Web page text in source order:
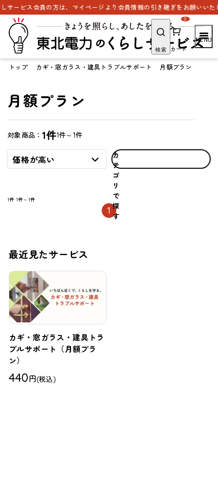
ービス会員の方は、マイページより会員情報の引き継ぎをお願いいたし
検索 カート
0
トップ カギ・窓ガラス・建具トラブルサポート 月額プラン
月額プラン
対象商品： 1件1件～1件
価格が高い
カ
テ
ゴ
リ
で
探
す
1件 1件～1件
1
最近見たサービス
カギ・窓ガラス・建具トラ
ブルサポート（月額プラ
ン）
440円(税込)